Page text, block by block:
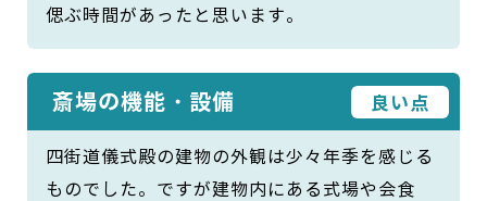
偲ぶ時間があったと思います。
斎場の機能・設備 良い点
四街道儀式殿の建物の外観は少々年季を感じる
ものでした。ですが建物内にある式場や会食